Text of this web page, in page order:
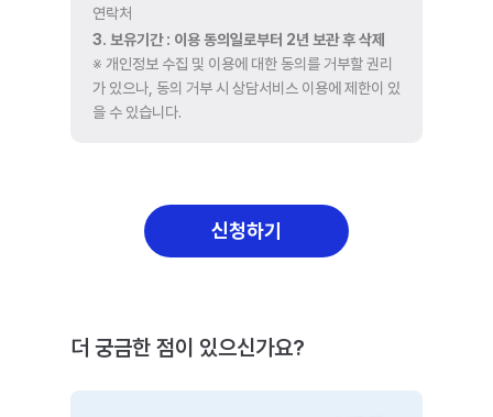
연락처
3. 보유기간 : 이용 동의일로부터 2년 보관 후 삭제
※ 개인정보 수집 및 이용에 대한 동의를 거부할 권리
가 있으나, 동의 거부 시 상담서비스 이용에 제한이 있
을 수 있습니다.
신청하기
더 궁금한 점이 있으신가요?